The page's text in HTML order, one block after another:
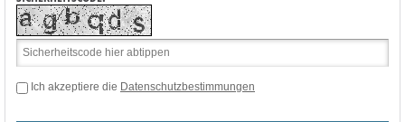
Ich akzeptiere die Datenschutzbestimmungen